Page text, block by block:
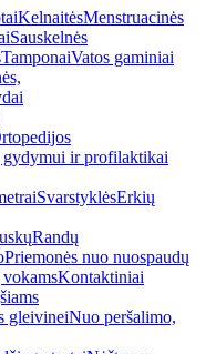
KelnaitėsMenstruacinės
Sauskelnės
TamponaiVatos gaminiai
gydymui ir profilaktikai
SvarstyklėsErkių
Randų
Priemonės nuo nuospaudų
Kontaktiniai
gleivineiNuo peršalimo,